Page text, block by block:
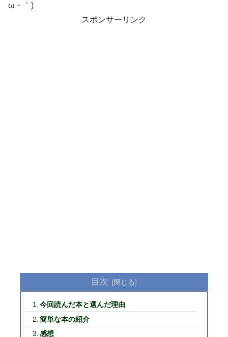
ω・｀)
スポンサーリンク
目次
今回読んだ本と選んだ理由
簡単な本の紹介
感想